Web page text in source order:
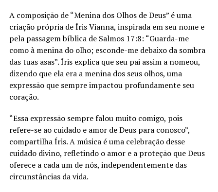
A composição de “Menina dos Olhos de Deus” é uma
criação própria de Íris Vianna, inspirada em seu nome e
pela passagem bíblica de Salmos 17:8: “Guarda-me
como à menina do olho; esconde-me debaixo da sombra
das tuas asas”. Íris explica que seu pai assim a nomeou,
dizendo que ela era a menina dos seus olhos, uma
expressão que sempre impactou profundamente seu
coração.
“Essa expressão sempre falou muito comigo, pois
refere-se ao cuidado e amor de Deus para conosco”,
compartilha Íris. A música é uma celebração desse
cuidado divino, refletindo o amor e a proteção que Deus
oferece a cada um de nós, independentemente das
circunstâncias da vida.